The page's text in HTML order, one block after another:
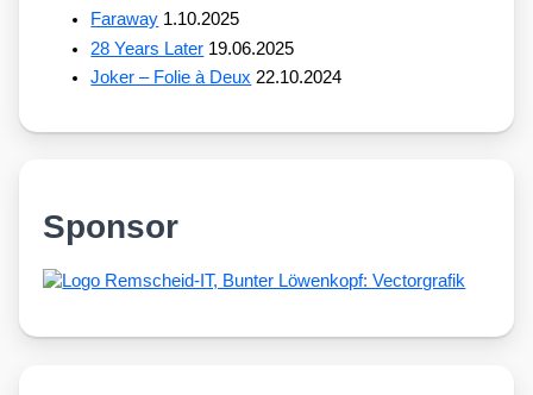
Faraway 1.10.2025
28 Years Later 19.06.2025
Joker – Folie à Deux 22.10.2024
Sponsor